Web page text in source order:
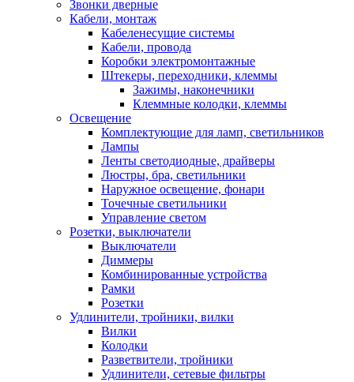
Звонки дверные
Кабели, монтаж
Кабеленесущие системы
Кабели, провода
Коробки электромонтажные
Штекеры, переходники, клеммы
Зажимы, наконечники
Клеммные колодки, клеммы
Освещение
Комплектующие для ламп, светильников
Лампы
Ленты светодиодные, драйверы
Люстры, бра, светильники
Наружное освещение, фонари
Точечные светильники
Управление светом
Розетки, выключатели
Выключатели
Диммеры
Комбинированные устройства
Рамки
Розетки
Удлинители, тройники, вилки
Вилки
Колодки
Разветвители, тройники
Удлинители, сетевые фильтры